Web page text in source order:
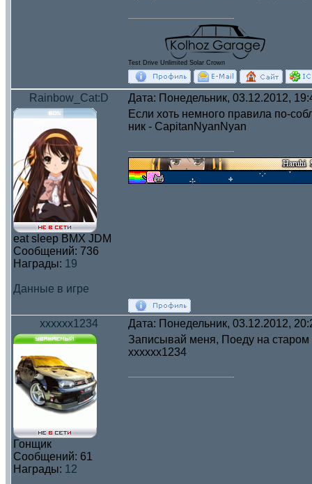
Test Drive Unlimited Solar Crown
Rainbow_Cat:D Дата: Понедельник, 03.12.2012,
eat sleep BMX JDM
Сообщений: 736
Награды: 19
Данные в игре
Если хоть немного правила по-
ник - CapitanNyanNyan
xxxxxx1234 Дата: Понедельник, 03.12.2012,
Гонщик
Сообщений: 61
Награды: 12
Записывай меня, Поеду на старом
xxxxxx1234